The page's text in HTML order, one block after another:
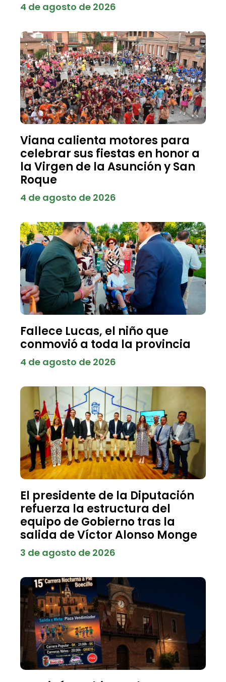
4 de agosto de 2026
Viana calienta motores para
celebrar sus fiestas en honor a
la Virgen de la Asunción y San
Roque
4 de agosto de 2026
Fallece Lucas, el niño que
conmovió a toda la provincia
4 de agosto de 2026
El presidente de la Diputación
refuerza la estructura del
equipo de Gobierno tras la
salida de Víctor Alonso Monge
3 de agosto de 2026